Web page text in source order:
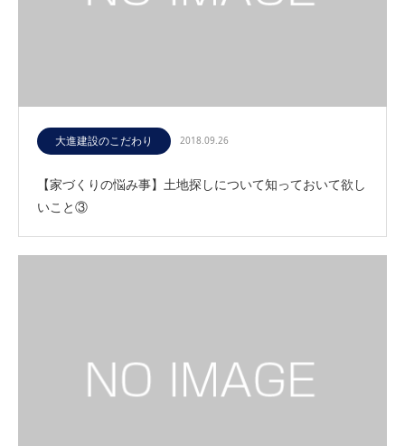
大進建設のこだわり 2018.09.26
【家づくりの悩み事】土地探しについて知っておいて欲し
いこと③